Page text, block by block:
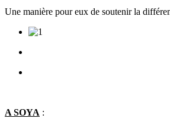
Une manière pour eux de soutenir la
A SOYA :